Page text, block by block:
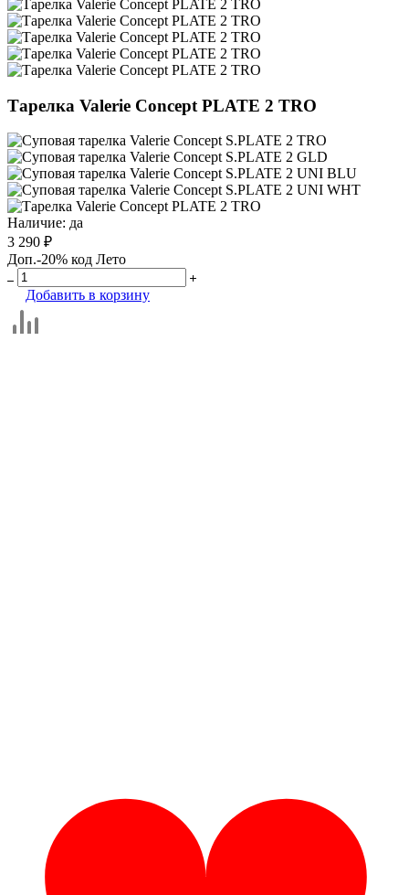
Тарелка Valerie Concept PLATE 2 TRO
Наличие: да
3 290 ₽
Доп.-20% код Лето
Добавить в корзину